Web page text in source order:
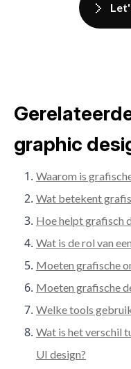
graphic
Waarom is
Wat betekent
Hoe helpt grafisch
Wat is de rol van
Moeten grafische
Moeten grafische
Welke tools
Wat is het verschil
UI design?